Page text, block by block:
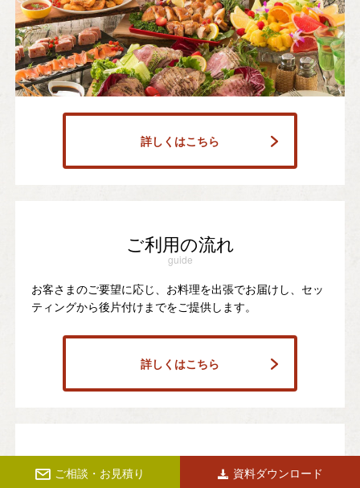
詳しくはこちら
ご利用の流れ
guide
お客さまのご要望に応じ、お料理を出張でお届けし、セッ
ティングから後片付けまでをご提供します。
詳しくはこちら
ケータリングQ＆A
ご相談・お見積り 資料ダウンロード